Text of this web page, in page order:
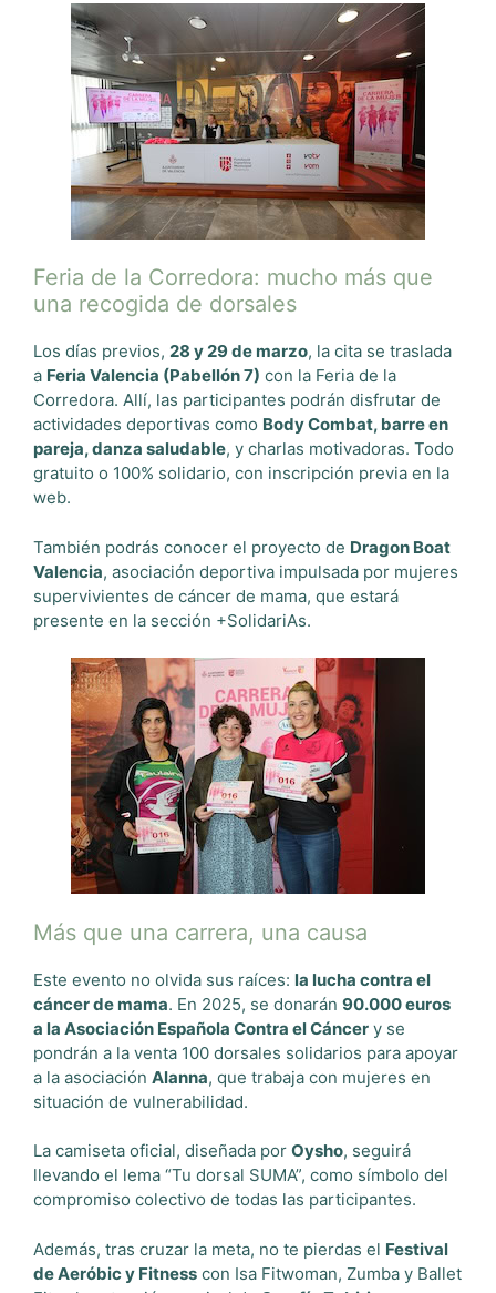
Feria de la Corredora: mucho más que
una recogida de dorsales
Los días previos, 28 y 29 de marzo, la cita se traslada
a Feria Valencia (Pabellón 7) con la Feria de la
Corredora. Allí, las participantes podrán disfrutar de
actividades deportivas como Body Combat, barre en
pareja, danza saludable, y charlas motivadoras. Todo
gratuito o 100% solidario, con inscripción previa en la
web.
También podrás conocer el proyecto de Dragon Boat
Valencia, asociación deportiva impulsada por mujeres
supervivientes de cáncer de mama, que estará
presente en la sección +SolidariAs.
Más que una carrera, una causa
Este evento no olvida sus raíces: la lucha contra el
cáncer de mama. En 2025, se donarán 90.000 euros
a la Asociación Española Contra el Cáncer y se
pondrán a la venta 100 dorsales solidarios para apoyar
a la asociación Alanna, que trabaja con mujeres en
situación de vulnerabilidad.
La camiseta oficial, diseñada por Oysho, seguirá
llevando el lema “Tu dorsal SUMA”, como símbolo del
compromiso colectivo de todas las participantes.
Además, tras cruzar la meta, no te pierdas el Festival
de Aeróbic y Fitness con Isa Fitwoman, Zumba y Ballet